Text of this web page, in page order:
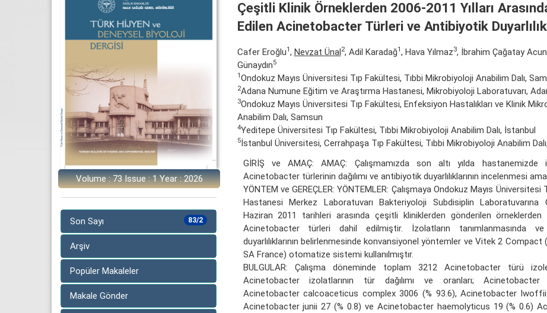
Volume : 73 Issue : 1 Year : 2026
83/2
Son Sayı
Arşiv
Popüler Makaleler
Makale Gönder
Çeşitli Klinik Örneklerden 2006-2011 Yılları
Edilen Acinetobacter Türleri ve Antibiyotik
Cafer Eroğlu1 , Nevzat Ünal2, Adil Karadağ1 , Hava Yılmaz3, İbrahim Çağatay
Günaydın5
1 Ondokuz Mayıs Üniversitesi Tıp Fakültesi, Tıbbi Mikrobiyoloji Anabilim Dalı,
2Adana Numune Eğitim ve Araştırma Hastanesi, Mikrobiyoloji Laboratuvarı,
3Ondokuz Mayıs Üniversitesi Tıp Fakültesi, Enfeksiyon Hastalıkları ve Klinik
Anabilim Dalı, Samsun
4Yeditepe Üniversitesi Tıp Fakültesi, Tıbbi Mikrobiyoloji Anabilim Dalı, İstanbul
5İstanbul Üniversitesi, Cerrahpaşa Tıp Fakültesi, Tıbbi Mikrobiyoloji Anabilim
GİRİŞ ve AMAÇ: AMAÇ: Çalışmamızda son altı yılda hastanemizde
Acinetobacter türlerinin dağılımı ve antibiyotik duyarlılıklarının incelenmesi
YÖNTEM ve GEREÇLER: YÖNTEMLER: Çalışmaya Ondokuz Mayıs Üniversitesi
Hastanesi Merkez Laboratuvarı Bakteriyoloji Subdisiplin Laboratuvarına
Haziran 2011 tarihleri arasında çeşitli kliniklerden gönderilen örneklerden
Acinetobacter türleri dahil edilmiştir. İzolatların tanımlanmasında
duyarlılıklarının belirlenmesinde konvansiyonel yöntemler ve Vitek 2 Compact
SA France) otomatize sistemi kullanılmıştır.
BULGULAR: Çalışma döneminde toplam 3212 Acinetobacter türü
Acinetobacter izolatlarının tür dağılımı ve oranları; Acinetobacter
Acinetobacter calcoaceticus complex 3006 (% 93.6), Acinetobacter
Acinetobacter junii 27 (% 0.8) ve Acinetobacter haemolyticus 19 (% 0.6)